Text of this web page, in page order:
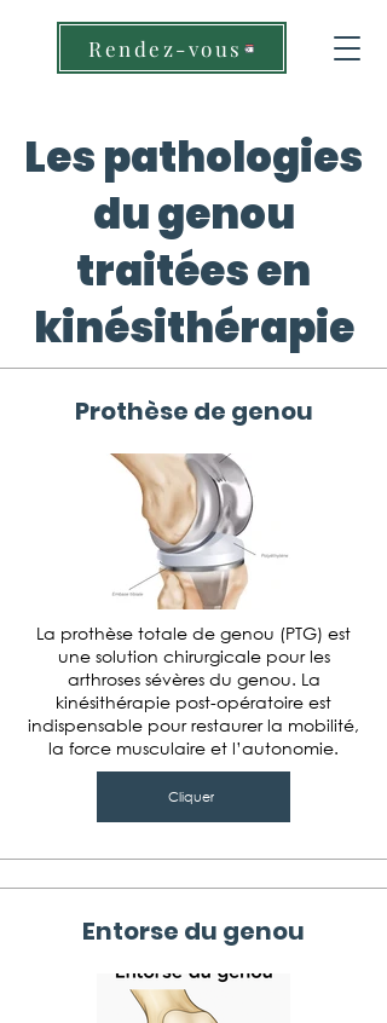
Rendez-vous
Les pathologies
du genou
traitées en
kinésithérapie
Prothèse de genou
La prothèse totale de genou (PTG) est
une solution chirurgicale pour les
arthroses sévères du genou. La
kinésithérapie post-opératoire est
indispensable pour restaurer la mobilité,
la force musculaire et l’autonomie.
Cliquer
Entorse du genou